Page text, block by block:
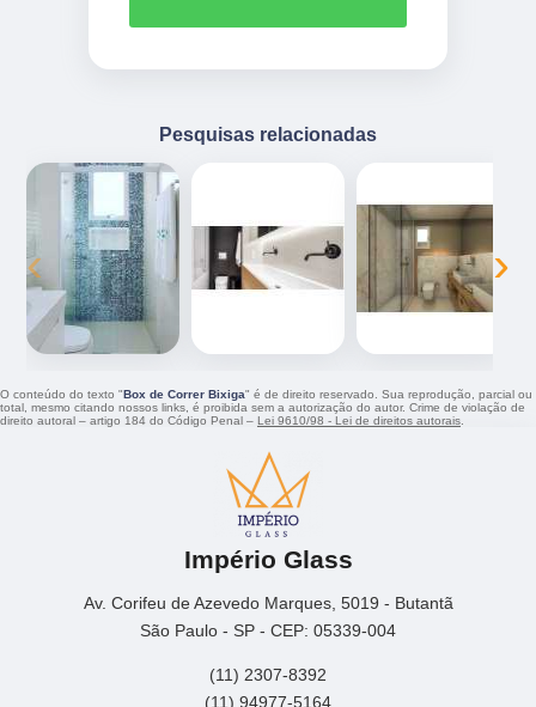
Pesquisas relacionadas
‹ ›
O conteúdo do texto "Box de Correr Bixiga" é de direito reservado. Sua reprodução, parcial ou
total, mesmo citando nossos links, é proibida sem a autorização do autor. Crime de violação de
direito autoral – artigo 184 do Código Penal – Lei 9610/98 - Lei de direitos autorais.
Império Glass
Av. Corifeu de Azevedo Marques, 5019 - Butantã
São Paulo - SP - CEP: 05339-004
(11) 2307-8392
(11) 94977-5164